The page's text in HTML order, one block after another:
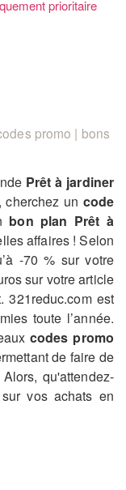
promo | bons
Prêt à jardiner
un code
bon plan Prêt à
affaires ! Selon
-70 % sur votre
sur votre article
321reduc.com est
toute l’année.
codes promo
de faire de
qu'attendez-
vos achats en